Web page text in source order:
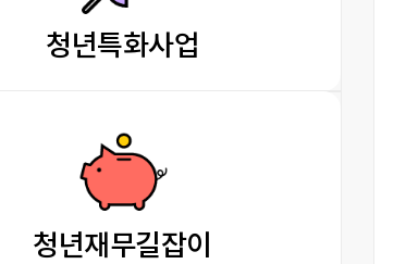
청년특화사업
청년재무길잡이